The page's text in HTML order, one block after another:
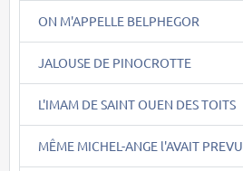
ON M'APPELLE BELPHEGOR
JALOUSE DE PINOCROTTE
L'IMAM DE SAINT OUEN DES TOITS
MÊME MICHEL-ANGE l'AVAIT PREVU